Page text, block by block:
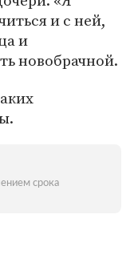
и с ней,
и
новобрачной.
срока